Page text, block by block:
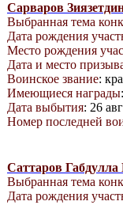
Сарваров
Выбранная тема
Дата рождения
Место рождения
Дата и место
Воинское звание:
Имеющиеся награды
Дата выбытия: 26
Номер последней
Саттаров
Выбранная тема
Дата рождения